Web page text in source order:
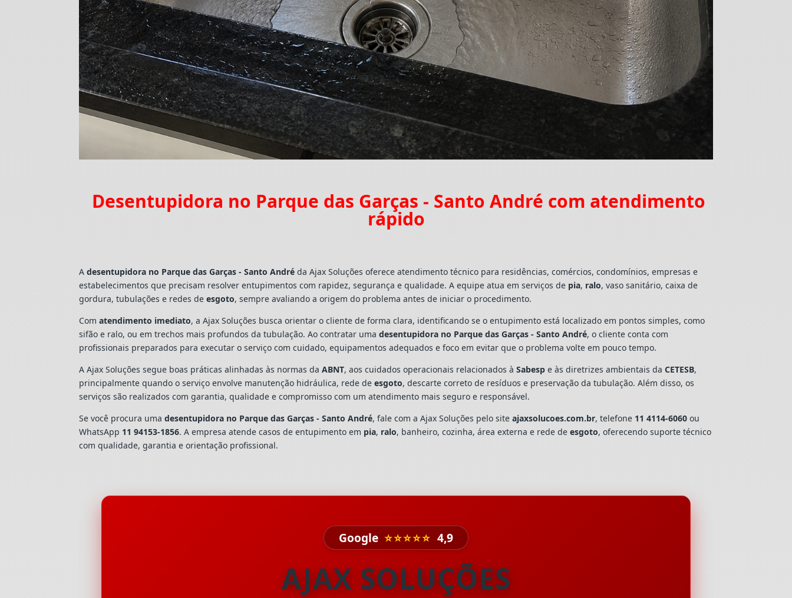
Desentupidora no Parque das Garças - Santo André com atendimento
rápido
Adesentupidora no Parque das Garças - Santo André da Ajax Soluções oferece atendimento técnico para residências, comércios, condomínios, empresas e
estabelecimentos que precisam resolver entupimentos com rapidez, segurança e qualidade. A equipe atua em serviços de pia, ralo, vaso sanitário, caixa de
gordura, tubulações e redes deesgoto, sempre avaliando a origem do problema antes de iniciar o procedimento.
Comatendimento imediato, a Ajax Soluções busca orientar o cliente de forma clara, identificando se o entupimento está localizado em pontos simples, como
sifão e ralo, ou em trechos mais profundos da tubulação. Ao contratar umadesentupidora no Parque das Garças - Santo André, o cliente conta com
profissionais preparados para executar o serviço com cuidado, equipamentos adequados e foco em evitar que o problema volte em pouco tempo.
A Ajax Soluções segue boas práticas alinhadas às normas daABNT, aos cuidados operacionais relacionados àSabesp e às diretrizes ambientais daCETESB,
principalmente quando o serviço envolve manutenção hidráulica, rede deesgoto, descarte correto de resíduos e preservação da tubulação. Além disso, os
serviços são realizados com garantia, qualidade e compromisso com um atendimento mais seguro e responsável.
Se você procura umadesentupidora no Parque das Garças - Santo André, fale com a Ajax Soluções pelo siteajaxsolucoes.com.br, telefone 11 4114-6060 ou
WhatsApp 11 94153-1856. A empresa atende casos de entupimento em pia, ralo, banheiro, cozinha, área externa e rede deesgoto, oferecendo suporte técnico
com qualidade, garantia e orientação profissional.
Google ⭐⭐⭐⭐⭐ 4,9
AJAX SOLUÇÕES